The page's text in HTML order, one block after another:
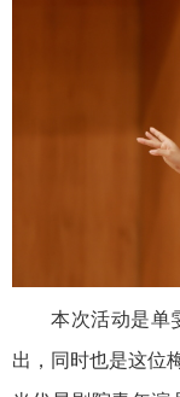
本次活动是单
出，同时也是这位